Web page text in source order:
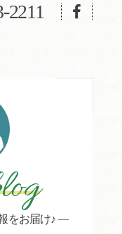
2211
をお届け♪